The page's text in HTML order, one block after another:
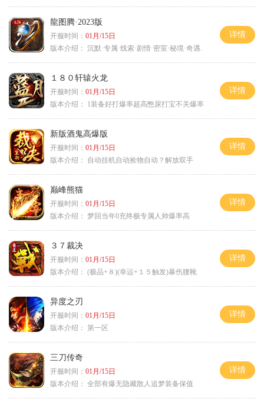
龍图腾·2023版
开服时间： 01月/15日
版本介绍： 沉默·专属·线索·剧情·密室·秘境·奇遇.
详情
１８０轩辕火龙
开服时间： 01月/15日
版本介绍：
1装备好打爆率超高憋尿打宝不关爆率
详情
新版酒鬼高爆版
开服时间： 01月/15日
版本介绍：
自动挂机自动捡物自动？解放双手
详情
巅峰熊猫
开服时间： 01月/15日
版本介绍： 梦回当年0充终极专属人帅爆率高
详情
３７裁决
开服时间： 01月/15日
版本介绍： (极品+８)(幸运+１５触发)暴伤腰靴
详情
异度之刃
开服时间： 01月/15日
版本介绍： 第一区
详情
三刀传奇
开服时间： 01月/15日
版本介绍： 全部有爆无隐藏散人追梦装备保值
详情